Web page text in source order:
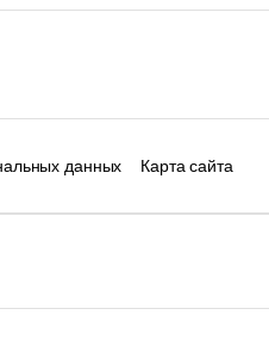
данных Карта сайта